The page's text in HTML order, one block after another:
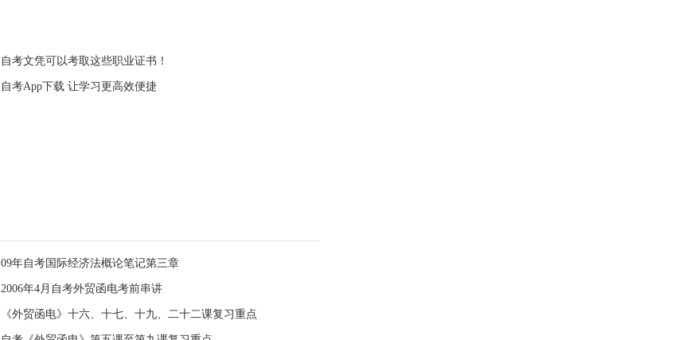
自考文凭可以考取这些职业证书！
自考App下载 让学习更高效便捷
09年自考国际经济法概论笔记第三章
2006年4月自考外贸函电考前串讲
《外贸函电》十六、十七、十九、二十二课复习重点